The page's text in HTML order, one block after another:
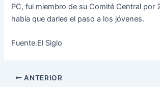
PC, fui miembro de su Comité Central por
había que darles el paso a los jóvenes.
Fuente.El Siglo
ANTERIOR